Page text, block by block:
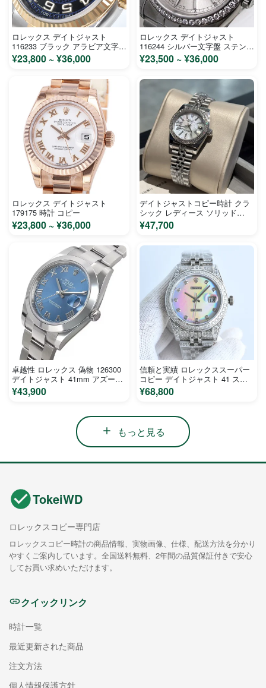
ロレックス デイトジャスト
116233 ブラック アラビア文字盤
ステンレス イエローゴールド メ
ンズ 時計 コピー
¥23,800 ~ ¥36,000
ロレックス デイトジャスト
116244 シルバー文字盤 ステンレ
ス ホワイトゴールド メンズ 時
計 コピー
¥23,500 ~ ¥36,000
ロレックス デイトジャスト
179175 時計 コピー
¥23,800 ~ ¥36,000
デイトジャストコピー時計 クラ
シック レディース ソリッド
M72901
¥47,700
卓越性 ロレックス 偽物 126300
デイトジャスト 41mm アズーロ
ブルー
¥43,900
信頼と実績 ロレックススーパー
コピー デイトジャスト 41 スタ
ーリー1180283M
¥68,800
もっと見る
TokeiWD
ロレックスコピー専門店
ロレックスコピー時計の商品情報、実物画像、仕様、配送方法を分かり
やすくご案内しています。全国送料無料、2年間の品質保証付きで安心
してお買い求めいただけます。
クイックリンク
時計一覧
最近更新された商品
注文方法
個人情報保護方針